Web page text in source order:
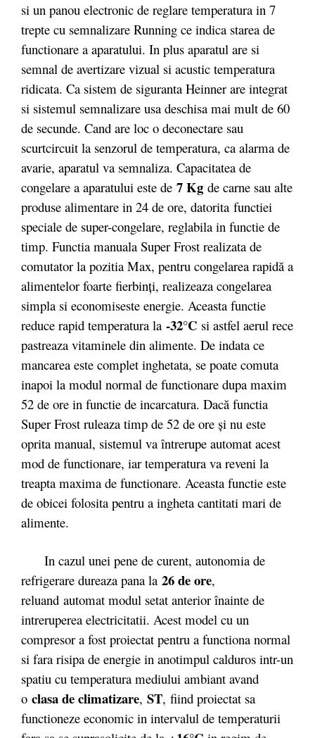
si un panou electronic de reglare temperatura in 7
trepte cu semnalizare Running ce indica starea de
functionare a aparatului. In plus aparatul are si
semnal de avertizare vizual si acustic temperatura
ridicata. Ca sistem de siguranta Heinner are integrat
si sistemul semnalizare usa deschisa mai mult de 60
de secunde. Cand are loc o deconectare sau
scurtcircuit la senzorul de temperatura, ca alarma de
avarie, aparatul va semnaliza. Capacitatea de
congelare a aparatului este de 7 Kg de carne sau alte
produse alimentare in 24 de ore, datorita functiei
speciale de super-congelare, reglabila in functie de
timp. Functia manuala Super Frost realizata de
comutator la pozitia Max, pentru congelarea rapidă a
alimentelor foarte fierbinți, realizeaza congelarea
simpla si economiseste energie. Aceasta functie
reduce rapid temperatura la -32°C si astfel aerul rece
pastreaza vitaminele din alimente. De indata ce
mancarea este complet inghetata, se poate comuta
inapoi la modul normal de functionare dupa maxim
52 de ore in functie de incarcatura. Dacă functia
Super Frost ruleaza timp de 52 de ore și nu este
oprita manual, sistemul va întrerupe automat acest
mod de functionare, iar temperatura va reveni la
treapta maxima de functionare. Aceasta functie este
de obicei folosita pentru a ingheta cantitati mari de
alimente.
In cazul unei pene de curent, autonomia de
refrigerare dureaza pana la 26 de ore,
reluand automat modul setat anterior înainte de
intreruperea electricitatii. Acest model cu un
compresor a fost proiectat pentru a functiona normal
si fara risipa de energie in anotimpul calduros intr-un
spatiu cu temperatura mediului ambiant avand
o clasa de climatizare, ST, fiind proiectat sa
functioneze economic in intervalul de temperaturii